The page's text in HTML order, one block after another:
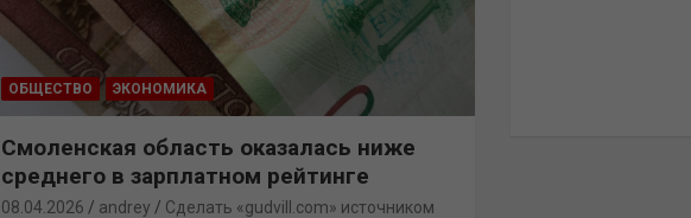
ОБЩЕСТВО ЭКОНОМИКА
Смоленская область оказалась ниже
среднего в зарплатном рейтинге
08.04.2026 andrey
Сделать «gudvill.com» источником